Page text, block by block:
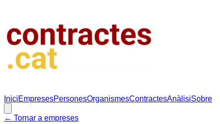
IniciEmpresesPersonesOrganismesContractesAnàlisiSobre
← Tornar a empreses